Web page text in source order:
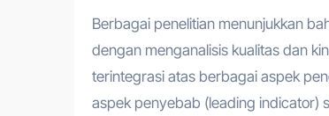
Berbagai penelitian menunjukkan
dengan menganalisis kualitas dan
terintegrasi atas berbagai aspek
aspek penyebab (leading indicator)